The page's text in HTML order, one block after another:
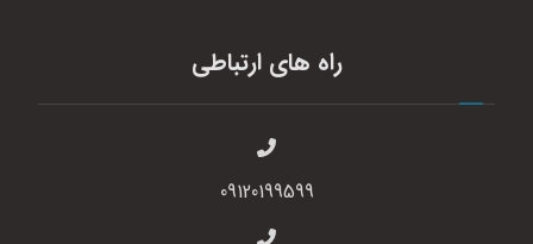
راه های ارتباطی
09120199599